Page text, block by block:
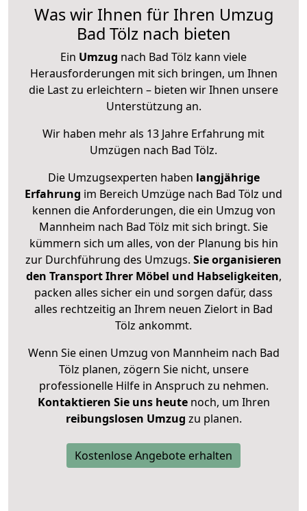
Was wir Ihnen für Ihren Umzug
Bad Tölz nach bieten
Ein Umzug nach Bad Tölz kann viele
Herausforderungen mit sich bringen, um Ihnen
die Last zu erleichtern – bieten wir Ihnen unsere
Unterstützung an.
Wir haben mehr als 13 Jahre Erfahrung mit
Umzügen nach Bad Tölz.
Die Umzugsexperten haben langjährige
Erfahrung im Bereich Umzüge nach Bad Tölz und
kennen die Anforderungen, die ein Umzug von
Mannheim nach Bad Tölz mit sich bringt. Sie
kümmern sich um alles, von der Planung bis hin
zur Durchführung des Umzugs. Sie organisieren
den Transport Ihrer Möbel und Habseligkeiten,
packen alles sicher ein und sorgen dafür, dass
alles rechtzeitig an Ihrem neuen Zielort in Bad
Tölz ankommt.
Wenn Sie einen Umzug von Mannheim nach Bad
Tölz planen, zögern Sie nicht, unsere
professionelle Hilfe in Anspruch zu nehmen.
Kontaktieren Sie uns heutenoch, um Ihren
reibungslosen Umzug zu planen.
Kostenlose Angebote erhalten